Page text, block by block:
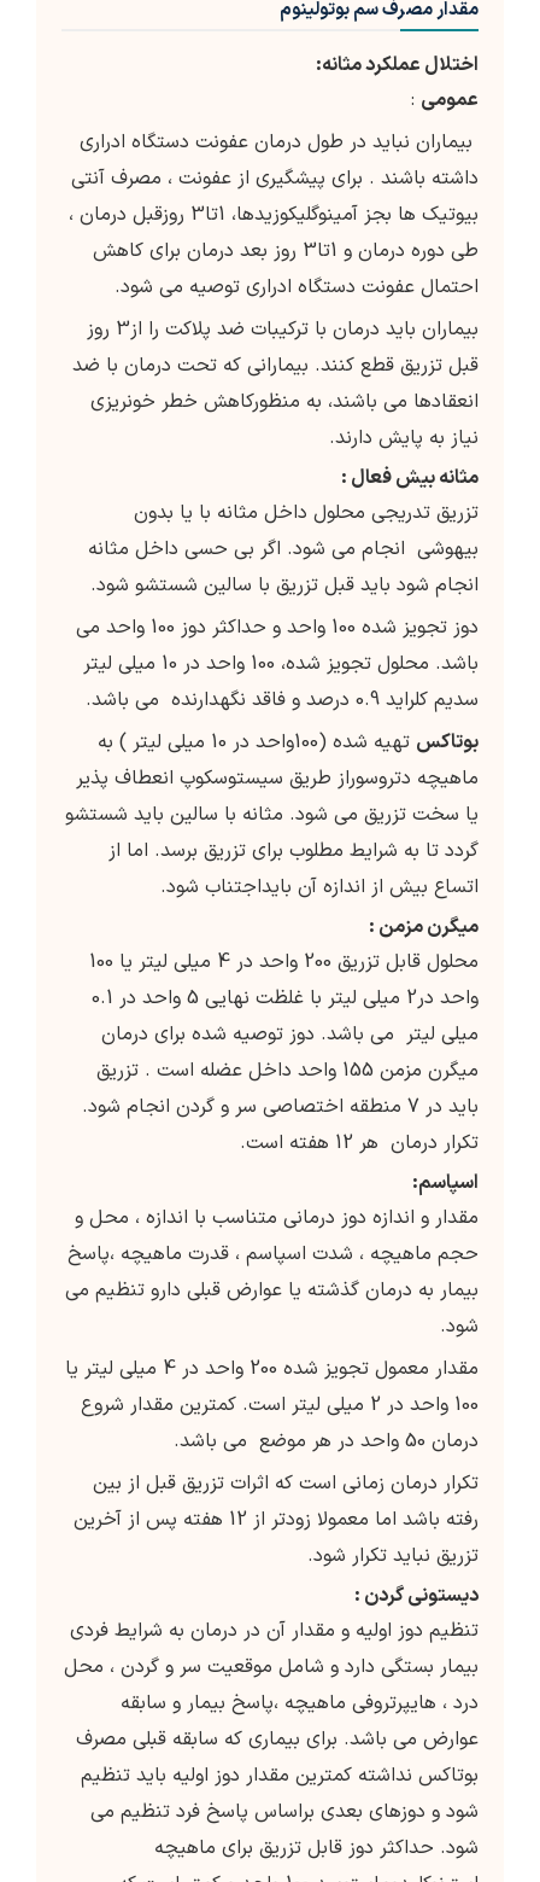
مقدار مصرف سم بوتولینوم
اختلال عملکرد مثانه:
عمومی :
بیماران نباید در طول درمان عفونت دستگاه ادراری
داشته باشند . برای پیشگیری از عفونت ، مصرف آنتی
بیوتیک ها بجز آمینوگلیکوزیدها، 1تا3 روزقبل درمان ،
طی دوره درمان و 1تا3 روز بعد درمان برای کاهش
احتمال عفونت دستگاه ادراری توصیه می شود.
بیماران باید درمان با ترکیبات ضد پلاکت را از3 روز
قبل تزریق قطع کنند. بیمارانی که تحت درمان با ضد
انعقادها می باشند، به منظورکاهش خطر خونریزی
نیاز به پایش دارند.
مثانه بیش فعال :
تزریق تدریجی محلول داخل مثانه با یا بدون
بیهوشی انجام می شود. اگر بی حسی داخل مثانه
انجام شود باید قبل تزریق با سالین شستشو شود.
دوز تجویز شده 100 واحد و حداکثر دوز 100 واحد می
باشد. محلول تجویز شده، 100 واحد در 10 میلی لیتر
سدیم کلراید 0.9 درصد و فاقد نگهدارنده می باشد.
بوتاکس
تهیه شده (100واحد در 10 میلی لیتر ) به
ماهیچه دتروسوراز طریق سیستوسکوپ انعطاف پذیر
یا سخت تزریق می شود. مثانه با سالین باید شستشو
گردد تا به شرایط مطلوب برای تزریق برسد. اما از
اتساع بیش از اندازه آن بایداجتناب شود.
میگرن مزمن :
محلول قابل تزریق 200 واحد در 4 میلی لیتر یا 100
واحد در2 میلی لیتر با غلظت نهایی 5 واحد در 0.1
میلی لیتر می باشد. دوز توصیه شده برای درمان
میگرن مزمن 155 واحد داخل عضله است . تزریق
باید در 7 منطقه اختصاصی سر و گردن انجام شود.
تکرار درمان هر 12 هفته است.
اسپاسم:
مقدار و اندازه دوز درمانی متناسب با اندازه ، محل و
حجم ماهیچه ، شدت اسپاسم ، قدرت ماهیچه ،پاسخ
بیمار به درمان گذشته یا عوارض قبلی دارو تنظیم می
شود.
مقدار معمول تجویز شده 200 واحد در 4 میلی لیتر یا
100 واحد در 2 میلی لیتر است. کمترین مقدار شروع
درمان 50 واحد در هر موضع می باشد.
تکرار درمان زمانی است که اثرات تزریق قبل از بین
رفته باشد اما معمولا زودتر از 12 هفته پس از آخرین
تزریق نباید تکرار شود.
دیستونی گردن :
تنظیم دوز اولیه و مقدار آن در درمان به شرایط فردی
بیمار بستگی دارد و شامل موقعیت سر و گردن ، محل
درد ، هایپرتروفی ماهیچه ،پاسخ بیمار و سابقه
عوارض می باشد. برای بیماری که سابقه قبلی مصرف
بوتاکس نداشته کمترین مقدار دوز اولیه باید تنظیم
شود و دوزهای بعدی براساس پاسخ فرد تنظیم می
شود. حداکثر دوز قابل تزریق برای ماهیچه